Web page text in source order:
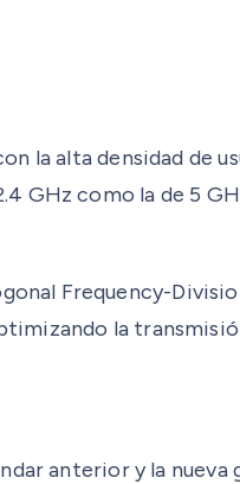
la alta densidad de
GHz como la de 5
Frequency-
la
anterior y la nueva